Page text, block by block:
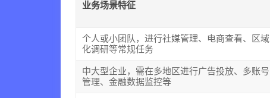
业务场景特征
个人或小团队，进行社媒管理、电商查看、区域
化调研等常规任务
中大型企业，需在多地区进行广告投放、多账号
管理、金融数据监控等